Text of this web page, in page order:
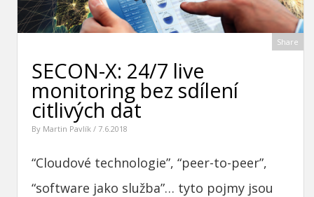
Share
SECON-X: 24/7 live
monitoring bez sdílení
citlivých dat
By Martin Pavlík / 7.6.2018
“Cloudové technologie”, “peer-to-peer”,
“software jako služba”… tyto pojmy jsou